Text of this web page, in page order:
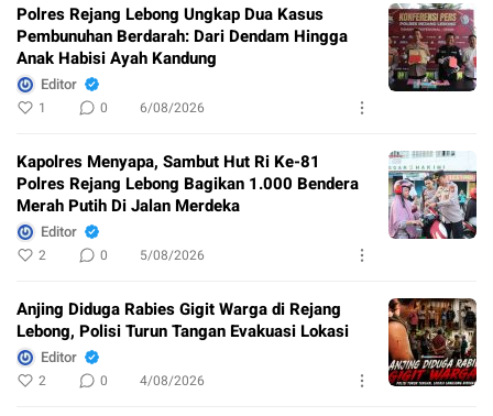
Polres Rejang Lebong Ungkap Dua Kasus
Pembunuhan Berdarah: Dari Dendam Hingga
Anak Habisi Ayah Kandung
Editor
1 0 6/08/2026
Kapolres Menyapa, Sambut Hut Ri Ke-81
Polres Rejang Lebong Bagikan 1.000 Bendera
Merah Putih Di Jalan Merdeka
Editor
2 0 5/08/2026
Anjing Diduga Rabies Gigit Warga di Rejang
Lebong, Polisi Turun Tangan Evakuasi Lokasi
Editor
2 0 4/08/2026